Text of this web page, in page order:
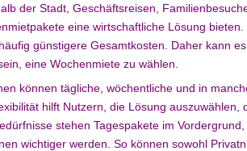
der Stadt, Geschäftsreisen,
eine wirtschaftliche Lösung
günstigere Gesamtkosten. Daher kann
eine Wochenmiete zu wählen.
können tägliche, wöchentliche und in
hilft Nutzern, die Lösung auszuwählen,
stehen Tagespakete im
wichtiger werden. So können sowohl